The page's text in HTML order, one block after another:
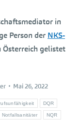
in
Person der NKS-
Österreich gelistet
Mai 26, 2022
DQR
Notfallsanitäter NQR